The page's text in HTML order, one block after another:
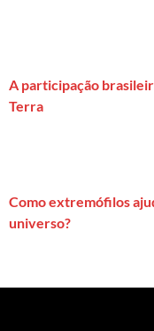
A participação
Terra
Como extremófilos
universo?